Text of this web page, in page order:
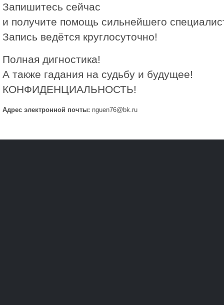
Запишитесь сейчас
и получите помощь сильнейшего
Запись ведётся круглосуточно!
Полная дигностика!
А также гадания на судьбу и будущее!
КОНФИДЕНЦИАЛЬНОСТЬ!
Адрес электронной почты: nguen76@bk.ru